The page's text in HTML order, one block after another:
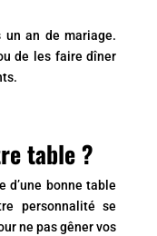
un an de mariage.
de les faire dîner
table ?
d’une bonne table
personnalité se
ne pas gêner vos